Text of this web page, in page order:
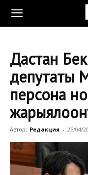
Дастан
депутаты
персона
Автор: Редакция - 25/04/